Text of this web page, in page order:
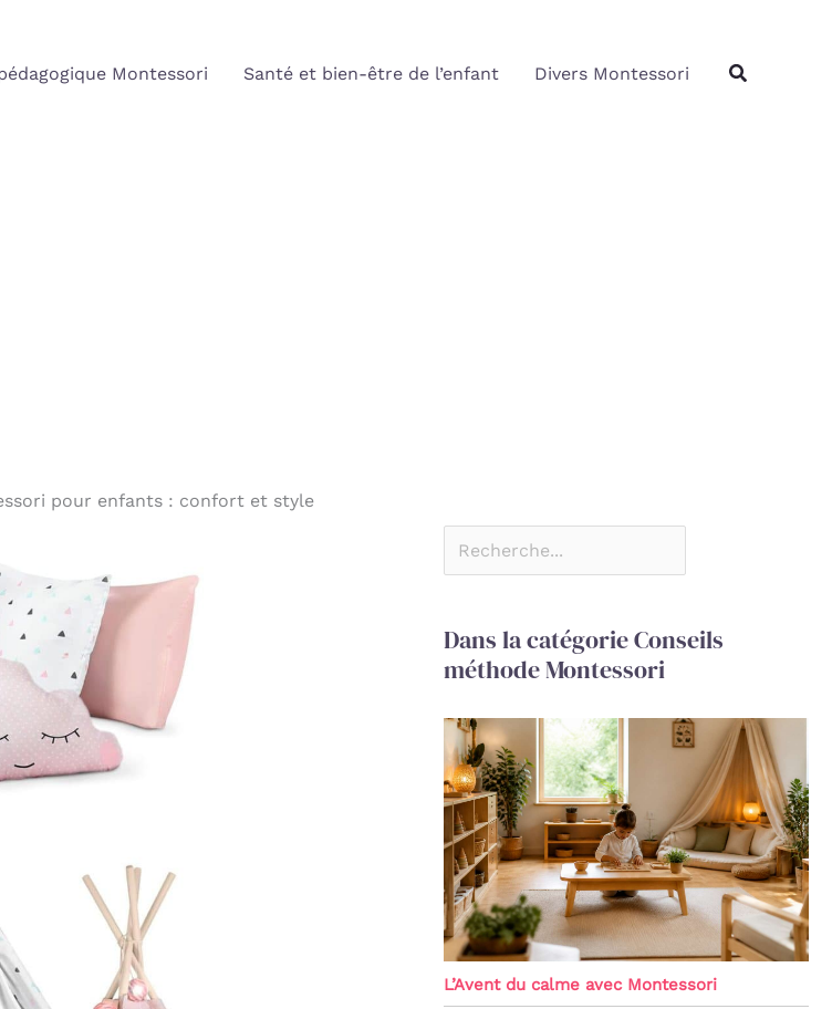
Montessori Santé et bien-être de l’enfant Divers Montessori
pour enfants : confort et style
Dans la catégorie Conseils
méthode Montessori
L’Avent du calme avec Montessori